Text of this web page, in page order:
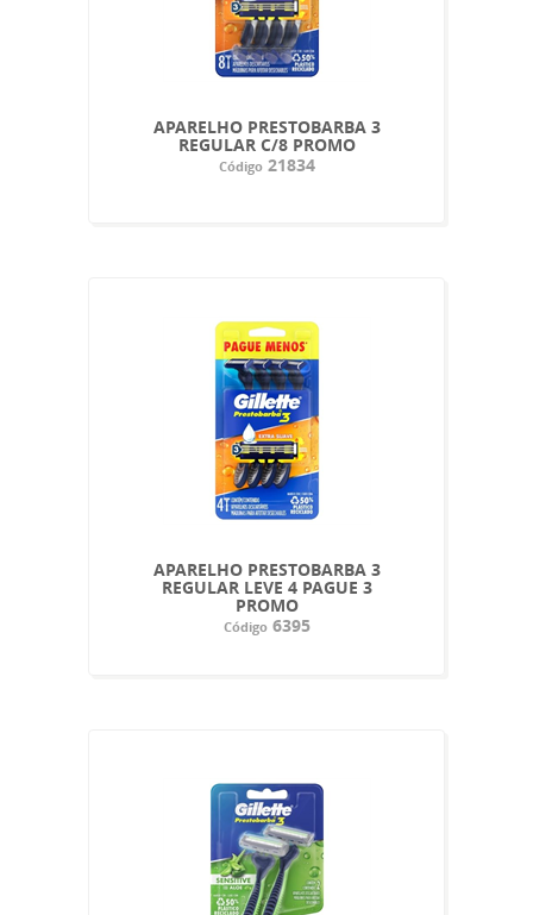
APARELHO PRESTOBARBA 3
REGULAR C/8 PROMO
Código21834
APARELHO PRESTOBARBA 3
REGULAR LEVE 4 PAGUE 3
PROMO
Código6395